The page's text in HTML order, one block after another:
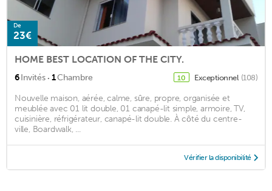
De
23€
HOME BEST LOCATION OF THE CITY.
6Invités · 1Chambre 10 Exceptionnel (108)
Nouvelle maison, aérée, calme, sûre, propre, organisée et
meublée avec 01 lit double, 01 canapé-lit simple, armoire, TV,
cuisinière, réfrigérateur, canapé-lit double. À côté du centre-
ville, Boardwalk, ...
Vérifier la disponibilité